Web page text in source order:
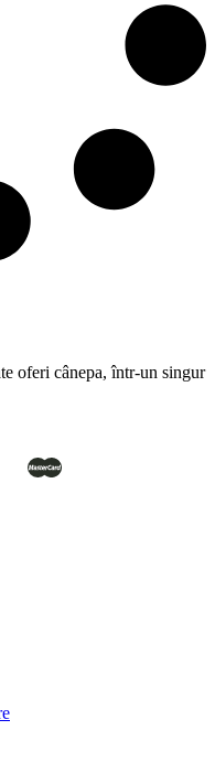
oferi cânepa, într-un singur